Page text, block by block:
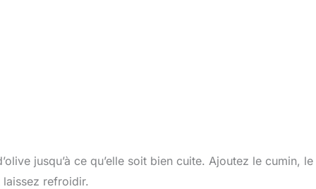
jusqu’à ce qu’elle soit bien cuite. Ajoutez le cumin, le
refroidir.